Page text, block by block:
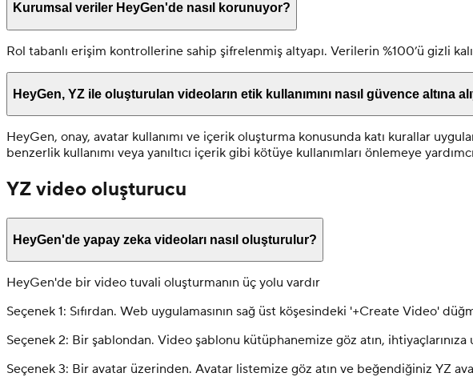
Kurumsal veriler HeyGen'de nasıl korunuyor?
Rol tabanlı erişim kontrollerine sahip şifrelenmiş altyapı. Verilerin %100’ü gizli
HeyGen, YZ ile oluşturulan videoların etik kullanımını nasıl güvence altına
HeyGen, onay, avatar kullanımı ve içerik oluşturma konusunda katı kurallar
benzerlik kullanımı veya yanıltıcı içerik gibi kötüye kullanımları önlemeye
YZ video oluşturucu
HeyGen'de yapay zeka videoları nasıl oluşturulur?
HeyGen'de bir video tuvali oluşturmanın üç yolu vardır
Seçenek 1: Sıfırdan. Web uygulamasının sağ üst köşesindeki '+Create Video'
Seçenek 2: Bir şablondan. Video şablonu kütüphanemize göz atın,
Seçenek 3: Bir avatar üzerinden. Avatar listemize göz atın ve beğendiğiniz YZ